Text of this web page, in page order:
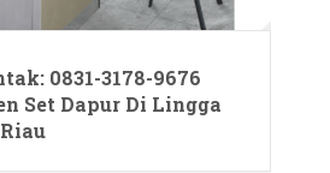
0831-3178-9676
Set Dapur Di Lingga